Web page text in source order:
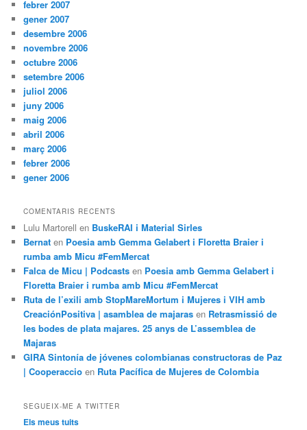
febrer 2007
gener 2007
desembre 2006
novembre 2006
octubre 2006
setembre 2006
juliol 2006
juny 2006
maig 2006
abril 2006
març 2006
febrer 2006
gener 2006
COMENTARIS RECENTS
Lulu Martorell en BuskeRAI i Material Sirles
Bernat en Poesia amb Gemma Gelabert i Floretta Braier i
rumba amb Micu #FemMercat
Falca de Micu | Podcasts en Poesia amb Gemma Gelabert i
Floretta Braier i rumba amb Micu #FemMercat
Ruta de l’exili amb StopMareMortum i Mujeres i VIH amb
CreaciónPositiva | asamblea de majaras en Retrasmissió de
les bodes de plata majares. 25 anys de L’assemblea de
Majaras
GIRA Sintonía de jóvenes colombianas constructoras de Paz
| Cooperaccio en Ruta Pacífica de Mujeres de Colombia
SEGUEIX-ME A TWITTER
Els meus tuits